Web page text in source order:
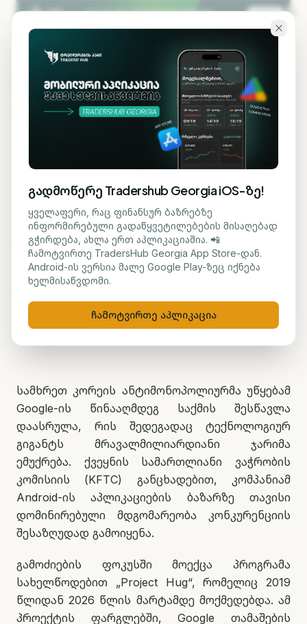
გადადი ძირითად შინაარსზე
KA EN
ᲡᲐᲤᲝᲜᲓᲝ
სამხრეთ კორეა Google-ს
ანტიმონოპოლიური
წესების დარღვევაში
ადანაშაულებს
მარიამ ქადარია 1 ივლისი, 2026 1
სამხრეთ კორეის ანტიმონოპოლიურმა უწყებამ
Google-ის წინააღმდეგ საქმის შესწავლა
დაასრულა, რის შედეგადაც ტექნოლოგიურ
გიგანტს მრავალმილიარდიანი ჯარიმა
ემუქრება. ქვეყნის სამართლიანი ვაჭრობის
კომისიის (KFTC) განცხადებით, კომპანიამ
Android-ის აპლიკაციების ბაზარზე თავისი
დომინირებული მდგომარეობა კონკურენციის
შესაზღუდად გამოიყენა.
გამოძიების ფოკუსში მოექცა პროგრამა
სახელწოდებით „Project Hug“, რომელიც 2019
წლიდან 2026 წლის მარტამდე მოქმედებდა. ამ
პროექტის ფარგლებში, Google თამაშების
გადმოწერე Tradershub Georgia iOS-ზე!
ყველაფერი, რაც ფინანსურ ბაზრებზე
ინფორმირებული გადაწყვეტილებების მისაღებად
გჭირდება, ახლა ერთ აპლიკაციაშია. 📲
ჩამოტვირთე TradersHub Georgia App Store-დან.
Android-ის ვერსია მალე Google Play-ზეც იქნება
ხელმისაწვდომი.
ჩამოტვირთე აპლიკაცია